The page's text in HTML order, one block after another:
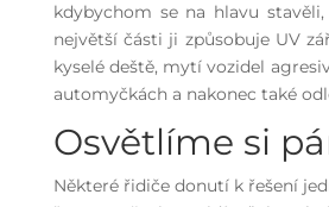
kdybychom se na hlavu
největší části ji způsobuje UV
kyselé deště, mytí vozidel
automyčkách a nakonec také
Osvětlíme si
Některé řidiče donutí k řešení